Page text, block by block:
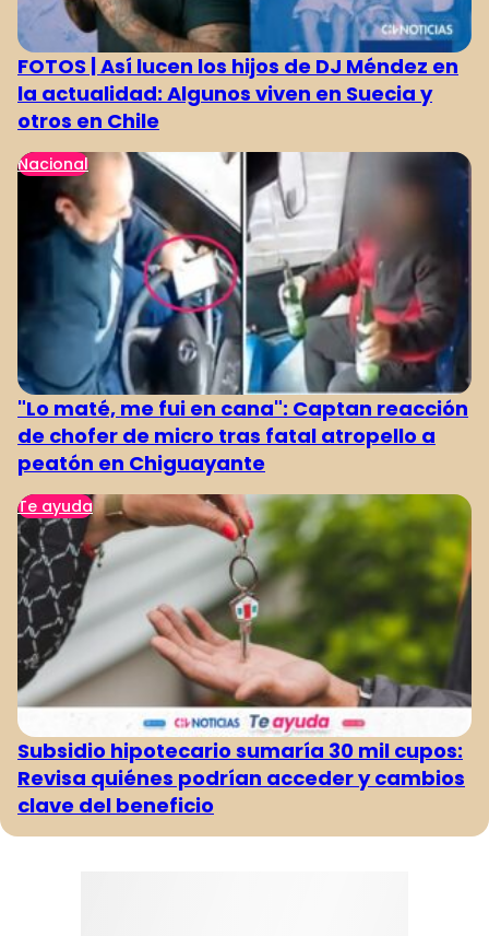
FOTOS | Así lucen los hijos de DJ Méndez en
la actualidad: Algunos viven en Suecia y
otros en Chile
Nacional
"Lo maté, me fui en cana": Captan reacción
de chofer de micro tras fatal atropello a
peatón en Chiguayante
Te ayuda
Subsidio hipotecario sumaría 30 mil cupos:
Revisa quiénes podrían acceder y cambios
clave del beneficio